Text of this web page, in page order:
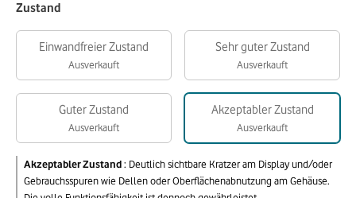
Zustand
Einwandfreier Zustand
Ausverkauft
Sehr guter Zustand
Ausverkauft
Guter Zustand
Ausverkauft
Akzeptabler Zustand
Ausverkauft
Akzeptabler Zustand: Deutlich sichtbare Kratzer am Display und/oder
Gebrauchsspuren wie Dellen oder Oberflächenabnutzung am Gehäuse.